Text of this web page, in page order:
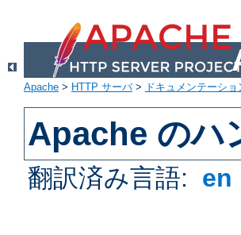
Apache > HTTP サーバ> ドキュメンテーショ
Apache のハ
翻訳済み言語: en